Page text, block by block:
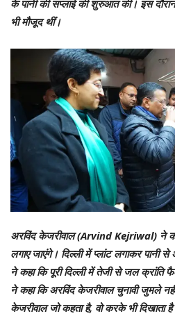
के पानी की सप्लाई की शुरुआत की। इस
भी मौजूद थीं।
अरविंद केजरीवाल (Arvind Kejriwal) ने
लगाए जाएंगे। दिल्ली में प्लांट लगाकर पानी
ने कहा कि पूरी दिल्ली में तेजी से जल क्रांति
ने कहा कि अरविंद केजरीवाल चुनावी जुमले
केजरीवाल जो कहता है, वो करके भी दिखाता